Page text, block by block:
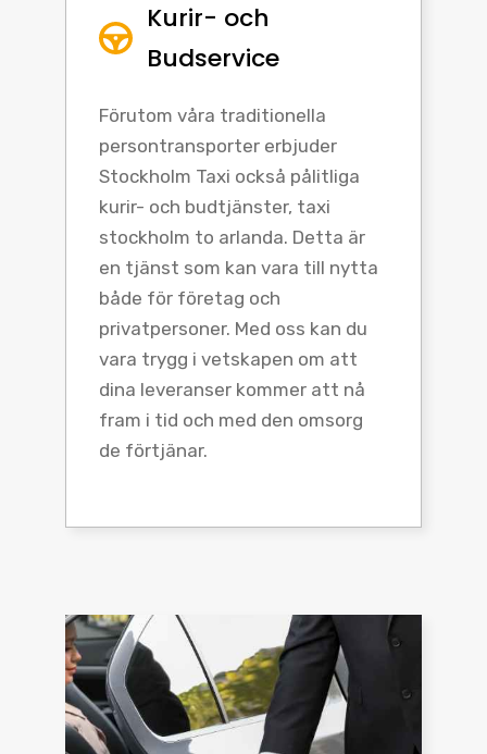
Kurir- och
Budservice
Förutom våra traditionella
persontransporter erbjuder
Stockholm Taxi också pålitliga
kurir- och budtjänster, taxi
stockholm to arlanda. Detta är
en tjänst som kan vara till nytta
både för företag och
privatpersoner. Med oss kan du
vara trygg i vetskapen om att
dina leveranser kommer att nå
fram i tid och med den omsorg
de förtjänar.